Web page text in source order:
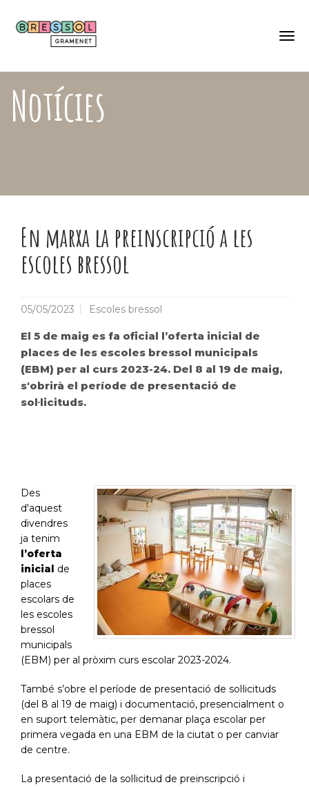
main
Notícies
En marxa la preinscripció a les
escoles bressol
05/05/2023 Escoles bressol
El 5 de maig es fa oficial l’oferta inicial de
places de les escoles bressol municipals
(EBM) per al curs 2023-24. Del 8 al 19 de maig,
s'obrirà el període de presentació de
sol·licituds.
Des
d'aquest
divendres
ja tenim
l’oferta
inicial de
places
escolars de
les escoles
bressol
municipals
(EBM) per al pròxim curs escolar 2023-2024.
També s’obre el període de presentació de sol·licituds
(del 8 al 19 de maig) i documentació, presencialment o
en suport telemàtic, per demanar plaça escolar per
primera vegada en una EBM de la ciutat o per canviar
de centre.
La presentació de la sol·licitud de preinscripció i